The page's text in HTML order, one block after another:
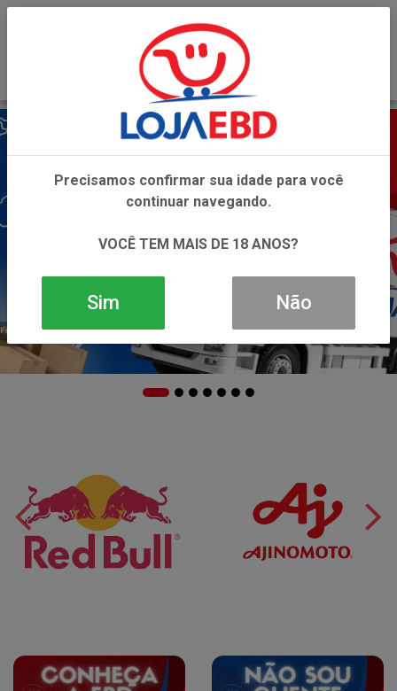
Precisamos confirmar sua idade para você
continuar navegando.
VOCÊ TEM MAIS DE 18 ANOS?
Sim Não